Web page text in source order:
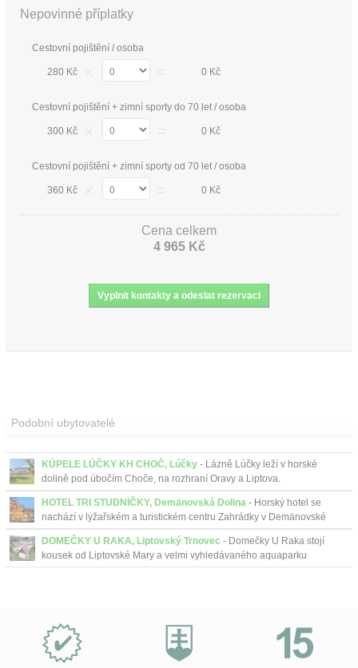
Nepovinné příplatky
Cestovní pojištění / osoba
280 Kč 0 Kč
Cestovní pojištění + zimní sporty do 70 let / osoba
300 Kč 0 Kč
Cestovní pojištění + zimní sporty od 70 let / osoba
360 Kč 0 Kč
Cena celkem
4 965 Kč
Podobní ubytovatelé
KÚPELE LÚČKY KH CHOČ, Lúčky - Lázně Lúčky leží v horské
dolině pod úbočím Choče, na rozhraní Oravy a Liptova.
HOTEL TRI STUDNIČKY, Demänovská Dolina - Horský hotel se
nachází v lyžařském a turistickém centru Zahrádky v Demänovské
Dolině. Lákající je posezení na terase u plápolajícího o...
DOMEČKY U RAKA, Liptovský Trnovec - Domečky U Raka stojí
kousek od Liptovské Mary a velmi vyhledávaného aquaparku
Tatralandia.
Slovensko.cz?